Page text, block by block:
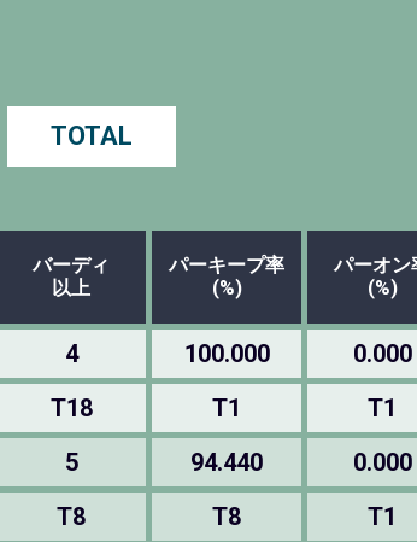
TOTAL
バーディ
以上
パーキープ率
(%)
パーオン
(%)
4 100.000 0.000
T18 T1 T1
5 94.440 0.000
T8 T8 T1